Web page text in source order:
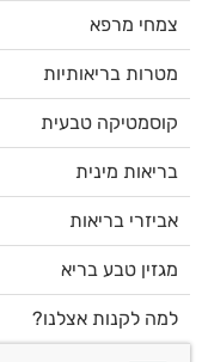
צמחי מרפא
מטרות בריאותיות
קוסמטיקה טבעית
בריאות מינית
אביזרי בריאות
מגזין טבע בריא
למה לקנות אצלנו?